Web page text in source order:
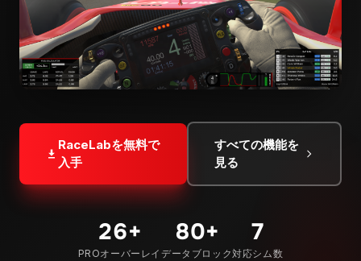
RaceLabを無料で
入手
すべての機能を
見る
26+
PROオーバーレイ
80+
データブロック
7
対応シム数